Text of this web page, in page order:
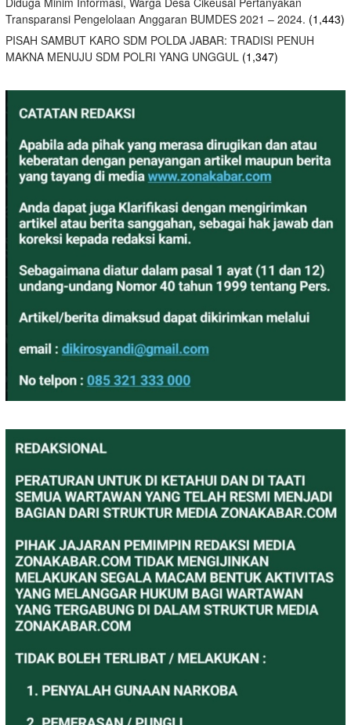
Transparansi Pengelolaan Anggaran BUMDES 2021 – 2024. (1,443)
PISAH SAMBUT KARO SDM POLDA JABAR: TRADISI PENUH
MAKNA MENUJU SDM POLRI YANG UNGGUL (1,347)